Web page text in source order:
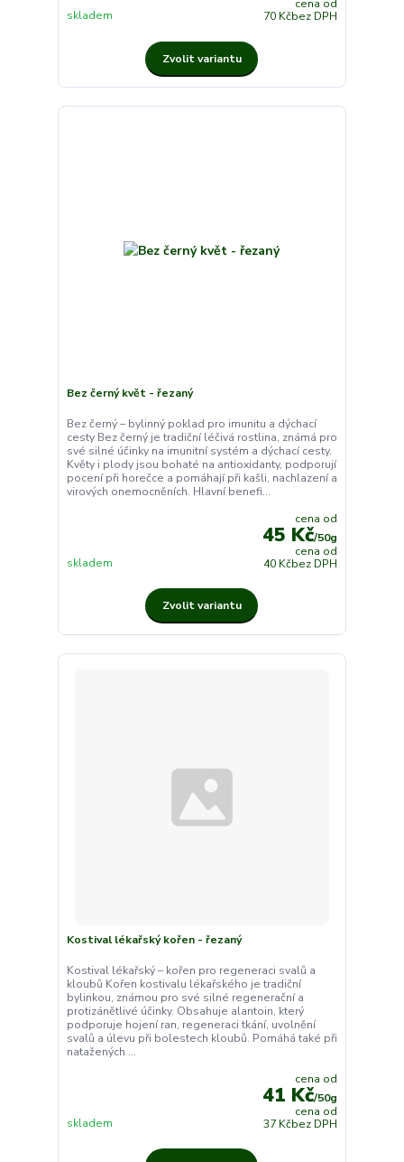
cena od
70 Kčbez DPH
skladem
Zvolit variantu
Bez černý květ - řezaný
Bez černý – bylinný poklad pro imunitu a dýchací
cesty Bez černý je tradiční léčivá rostlina, známá pro
své silné účinky na imunitní systém a dýchací cesty.
Květy i plody jsou bohaté na antioxidanty, podporují
pocení při horečce a pomáhají při kašli, nachlazení a
virových onemocněních. Hlavní benefi...
cena od
45 Kč/50g
cena od
40 Kčbez DPH
skladem
Zvolit variantu
Kostival lékařský kořen - řezaný
Kostival lékařský – kořen pro regeneraci svalů a
kloubů Kořen kostivalu lékařského je tradiční
bylinkou, známou pro své silné regenerační a
protizánětlivé účinky. Obsahuje alantoin, který
podporuje hojení ran, regeneraci tkání, uvolnění
svalů a úlevu při bolestech kloubů. Pomáhá také při
natažených ...
cena od
41 Kč/50g
cena od
37 Kčbez DPH
skladem